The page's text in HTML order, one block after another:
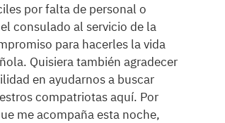
por falta de personal o
consulado al servicio de la
para hacerles la vida
Quisiera también agradecer
en ayudarnos a buscar
compatriotas aquí. Por
me acompaña esta noche,